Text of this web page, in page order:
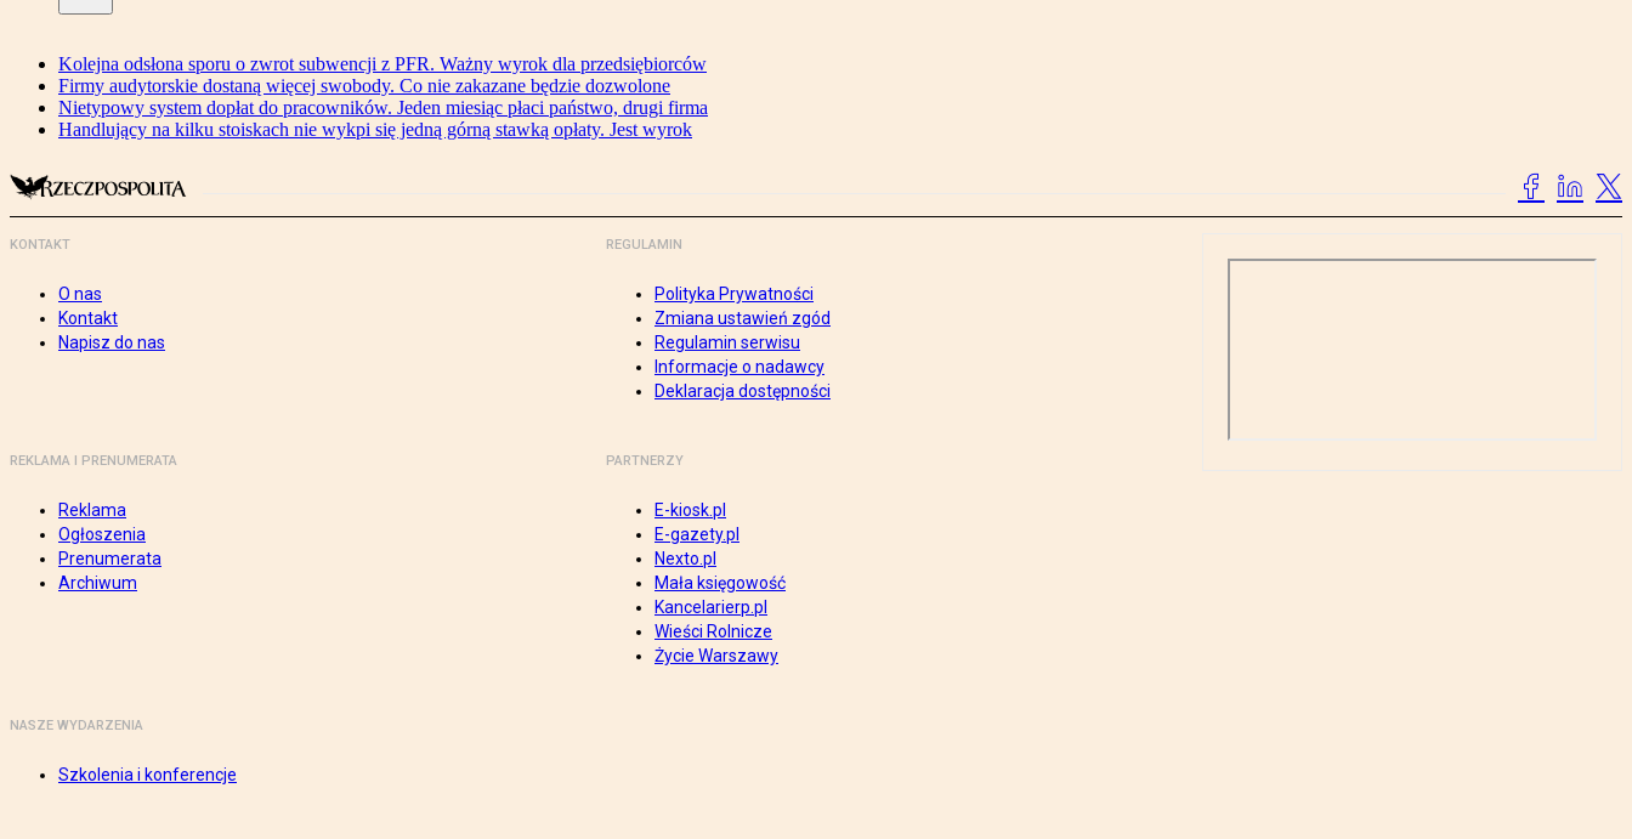
Kolejna odsłona sporu o zwrot subwencji z PFR. Ważny wyrok dla przedsiębiorców
Firmy audytorskie dostaną więcej swobody. Co nie zakazane będzie dozwolone
Nietypowy system dopłat do pracowników. Jeden miesiąc płaci państwo, drugi firma
Handlujący na kilku stoiskach nie wykpi się jedną górną stawką opłaty. Jest wyrok
KONTAKT
O nas
Kontakt
Napisz do nas
REGULAMIN
Polityka Prywatności
Zmiana ustawień zgód
Regulamin serwisu
Informacje o nadawcy
Deklaracja dostępności
REKLAMA I PRENUMERATA
Reklama
Ogłoszenia
Prenumerata
Archiwum
PARTNERZY
E-kiosk.pl
E-gazety.pl
Nexto.pl
Mała księgowość
Kancelarierp.pl
Wieści Rolnicze
Życie Warszawy
NASZE WYDARZENIA
Szkolenia i konferencje